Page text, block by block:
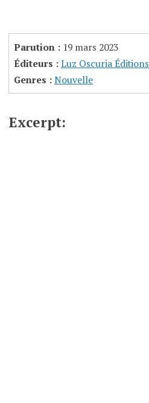
Parution : 19 mars 2023
Éditeurs :Luz Oscuria Éditions
Genres :Nouvelle
Excerpt: